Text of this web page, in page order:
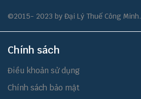
©2015- 2023 by Đại Lý Thuế Công Minh.
Chính sách
Điều khoản sử dụng
Chính sách bảo mật